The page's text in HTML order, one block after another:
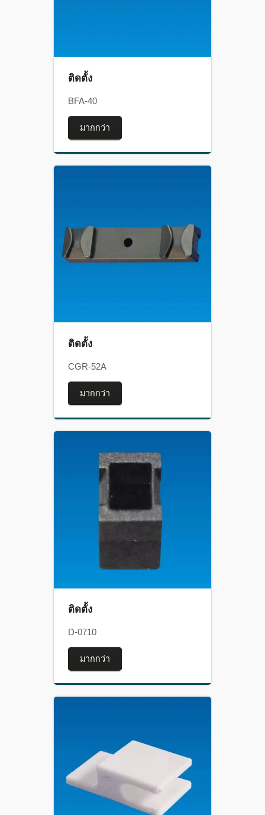
ติดตั้ง
BFA-40
มากกว่า
ติดตั้ง
CGR-52A
มากกว่า
ติดตั้ง
D-0710
มากกว่า